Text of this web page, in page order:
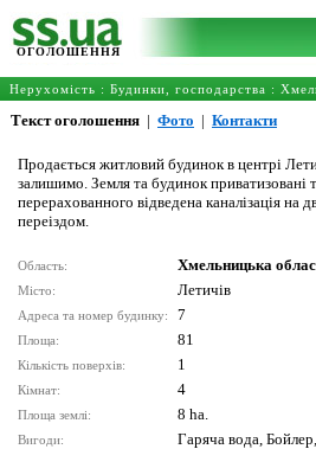
ОГОЛОШЕННЯ
Нерухомість : Будинки, господарства :
Текст оголошення | Фото | Контакти
Продається житловий будинок в центрі
залишимо. Земля та будинок приватизовані
перерахованного відведена каналізація на
переіздом.
Область: Хмельницька
Місто: Летичів
Адреса та номер будинку: 7
Площа: 81
Кількість поверхів: 1
Кімнат: 4
Площа землі: 8 ha.
Вигоди: Гаряча вода,